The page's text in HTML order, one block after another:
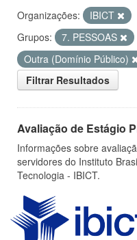
Organizações: IBICT
Grupos:
7. PESSOAS
Outra (Domínio Público)
Filtrar Resultados
Avaliação de Estágio
Informações sobre
servidores do Instituto
Tecnologia - IBICT.